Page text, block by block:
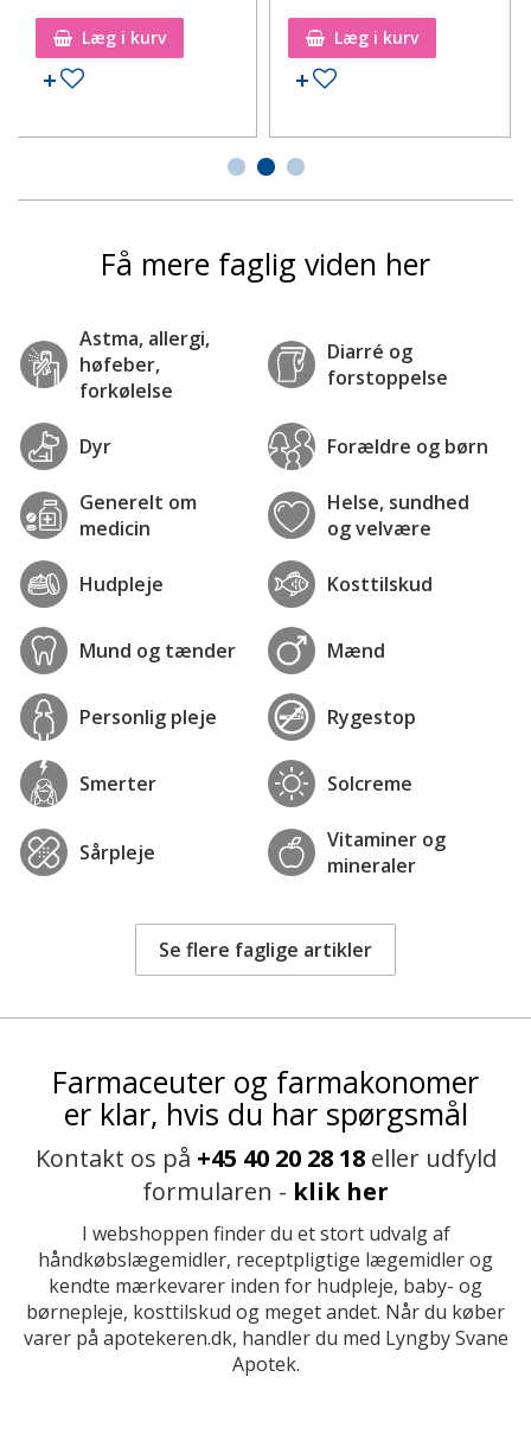
Læg i kurv
Tilføj til ønskeseddel
Læg i kurv
Tilføj til ønskeseddel
Få mere faglig viden her
Astma, allergi,
høfeber,
forkølelse
Diarré og
forstoppelse
Dyr Forældre og børn
Generelt om
medicin
Helse, sundhed
og velvære
Hudpleje Kosttilskud
Mund og tænder Mænd
Personlig pleje Rygestop
Smerter Solcreme
Sårpleje
Vitaminer og
mineraler
Se flere faglige artikler
Farmaceuter og farmakonomer
er klar, hvis du har spørgsmål
Kontakt os på +45 40 20 28 18eller udfyld
formularen - klik her
I webshoppen finder du et stort udvalg af
håndkøbslægemidler, receptpligtige lægemidler og
kendte mærkevarer inden for hudpleje, baby- og
børnepleje, kosttilskud og meget andet. Når du køber
varer på apotekeren.dk, handler du med Lyngby Svane
Apotek.